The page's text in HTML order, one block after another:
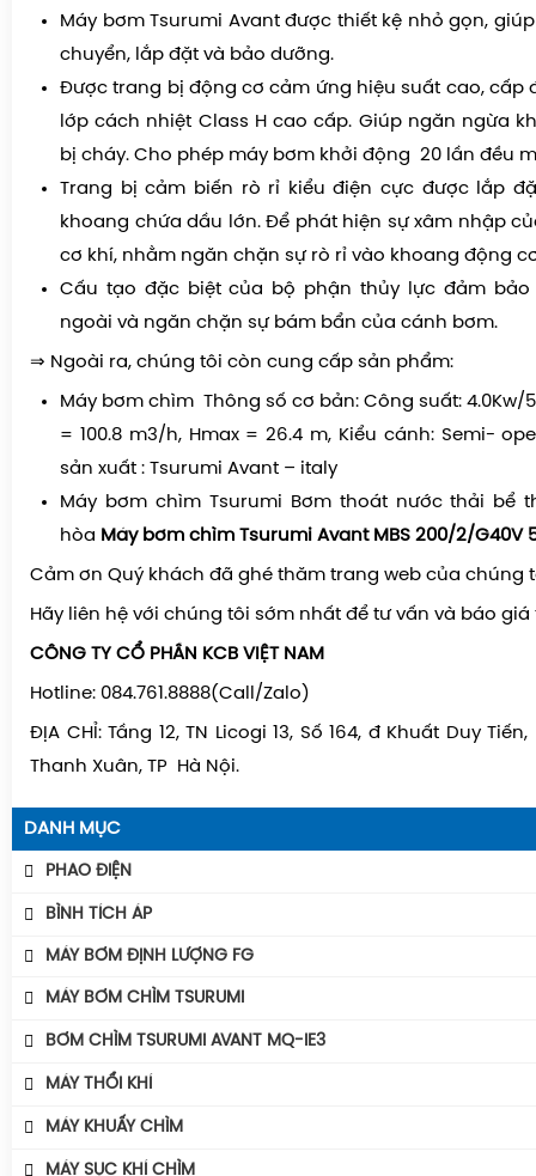
Máy bơm Tsurumi Avant được thiết kệ nhỏ gọn,
chuyển, lắp đặt và bảo dưỡng.
Được trang bị động cơ cảm ứng hiệu suất cao, cấp
lớp cách nhiệt Class H cao cấp. Giúp ngăn ngừa
bị cháy. Cho phép máy bơm khởi động 20 lần đều
Trang bị cảm biến rò rỉ kiểu điện cực được lắp
khoang chứa dầu lớn. Để phát hiện sự xâm nhập
cơ khí, nhằm ngăn chặn sự rò rỉ vào khoang động
Cấu tạo đặc biệt của bộ phận thủy lực đảm
ngoài và ngăn chặn sự bám bẩn của cánh bơm.
⇒ Ngoài ra, chúng tôi còn cung cấp sản phẩm:
Máy bơm chìm Thông số cơ bản: Công suất: 4.0Kw/
= 100.8 m3/h, Hmax = 26.4 m, Kiểu cánh: Semi-
sản xuất : Tsurumi Avant – italy
Máy bơm chìm Tsurumi Bơm thoát nước thải bể
hòa Máy bơm chìm Tsurumi Avant MBS 200/2/G40V
Cảm ơn Quý khách đã ghé thăm trang web của chúng
Hãy liên hệ với chúng tôi sớm nhất để tư vấn và báo
CÔNG TY CỔ PHẦN KCB VIỆT NAM
Hotline: 084.761.8888(Call/Zalo)
ĐỊA CHỈ: Tầng 12, TN Licogi 13, Số 164, đ Khuất Duy
Thanh Xuân, TP Hà Nội.
DANH MỤC
PHAO ĐIỆN
Phao Báo Mức
Phao Điện Tecno- Italy
BÌNH TÍCH ÁP
Bình Tích Áp Aquafill
Bình Tích Áp VAREM
BÌNH GIÃN NỞ AQUAFILL
MÁY BƠM ĐỊNH LƯỢNG FG
MÁY BƠM CHÌM TSURUMI
MÁY BƠM TSURUMI UNIVERSE
MÁY BƠM TSURUMI AVANT
BƠM CHÌM TSURUMI AVANT MQ-IE3
Máy Bơm Tsurumi Avant MQU
Máy Bơm Tsurumi Avant MQC
MÁY THỔI KHÍ
Máy Thổi Khí Con Sò GOORUI
Máy Thổi Khí Tsurumi
MÁY KHUẤY CHÌM
MÁY KHUẤY CHÌM TSURUMI ĐỘNG CƠ AVANT IE3
MÁY SỤC KHÍ CHÌM